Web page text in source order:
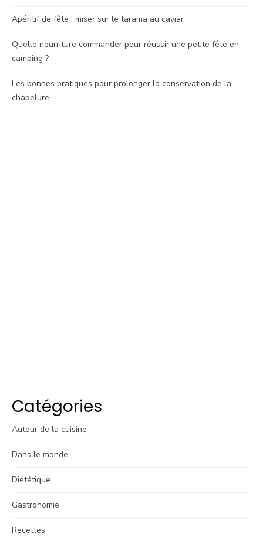
Apéritif de fête : miser sur le tarama au caviar
Quelle nourriture commander pour réussir une petite fête en
camping ?
Les bonnes pratiques pour prolonger la conservation de la
chapelure
Catégories
Autour de la cuisine
Dans le monde
Diététique
Gastronomie
Recettes